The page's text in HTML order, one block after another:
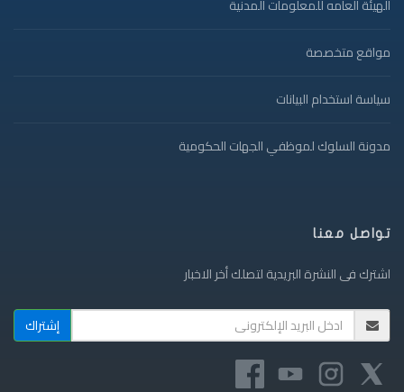
الهيئة العامه للمعلومات المدنية
مواقع متخصصة
سياسة استخدام البيانات
مدونة السلوك لموظفي الجهات الحكومية
تواصل معنا
اشترك فى النشرة البريدية لتصلك أخر الاخبار